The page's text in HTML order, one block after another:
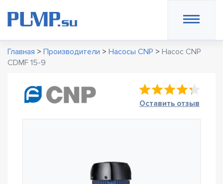
Главная > Производители > Насосы CNP > Насос CNP
CDMF 15-9
Оставить отзыв